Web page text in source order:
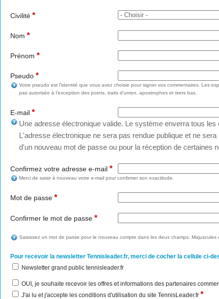
Civilité *
Nom *
Prénom *
Pseudo *
Votre pseudo est l'identité que vous avez choisie pour signer vos commentaires. Les
pas autorisée à l'exception des points, traits d'union, apostrophes et tirets bas.
E-mail *
Une adresse électronique valide. Le système enverra tous
L'adresse électronique ne sera pas rendue publique et ne
d'un nouveau mot de passe ou pour la réception de certaines
Confirmez votre adresse e-mail *
Merci de saisir à nouveau votre e-mail pour confirmer son exactitude.
Mot de passe *
Confirmer le mot de passe *
Saisissez un mot de passe pour le nouveau compte dans les deux champs. Majuscules
Pour recevoir la newsletter Tennisleader.fr, merci de cocher la cellule ci-
Newsletter grand public tennisleader.fr
OUI, je souhaite recevoir les offres et informations des partenaires
J'ai lu et j'accepte les conditions d'utilisation du site TennisLeader.fr *